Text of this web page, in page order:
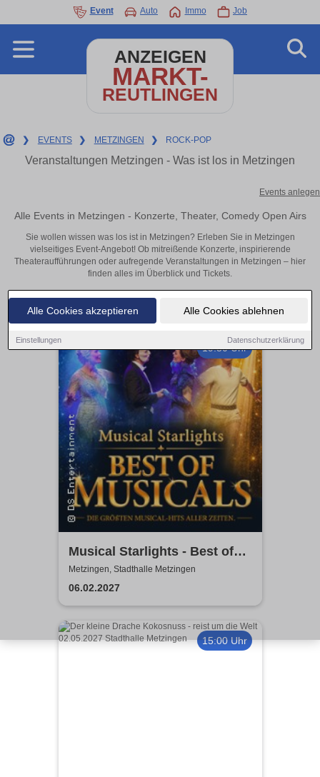
Alle Cookies akzeptieren Alle Cookies ablehnen
Einstellungen Datenschutzerklärung
Event Auto Immo Job
ANZEIGEN
MARKT-
REUTLINGEN
❯ EVENTS ❯ METZINGEN ❯ ROCK-POP
Veranstaltungen Metzingen - Was ist los in Metzingen
Events anlegen
Alle Events in Metzingen - Konzerte, Theater, Comedy Open Airs
Sie wollen wissen was los ist in Metzingen? Erleben Sie in Metzingen
vielseitiges Event-Angebot! Ob mitreißende Konzerte, inspirierende
Theateraufführungen oder aufregende Veranstaltungen in Metzingen – hier
finden alles im Überblick und Tickets.
19:30 Uhr
Musical Starlights - Best of
Musicals
Metzingen, Stadthalle Metzingen
06.02.2027
15:00 Uhr